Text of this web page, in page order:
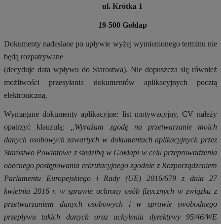
ul. Krótka 1
19-500 Gołdap
Dokumenty nadesłane po upływie wyżej wymienionego terminu nie
będą rozpatrywane
(decyduje data wpływu do Starostwa). Nie dopuszcza się również
możliwości przesyłania dokumentów aplikacyjnych pocztą
elektroniczną.
Wymagane dokumenty aplikacyjne: list motywacyjny, CV należy
opatrzyć klauzulą:
,,Wyrażam zgodę na przetwarzanie moich
danych osobowych zawartych w dokumentach aplikacyjnych przez
Starostwo Powiatowe z siedzibą w Gołdapi w celu przeprowadzenia
obecnego postępowania rekrutacyjnego zgodnie z Rozporządzeniem
Parlamentu Europejskiego i Rady (UE) 2016/679 z dnia 27
kwietnia 2016 r. w sprawie ochrony osób fizycznych w związku z
przetwarzaniem danych osobowych i w sprawie swobodnego
przepływu takich danych oraz uchylenia dyrektywy 95/46/WE